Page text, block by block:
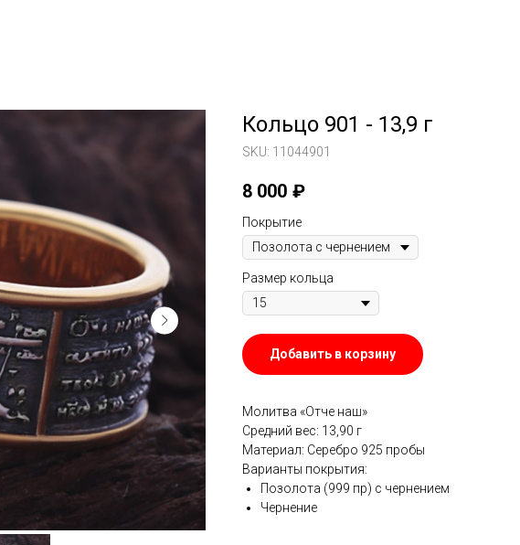
Кольцо 901 - 13,9 г
SKU: 11044901
8 000 ₽
Покрытие
Размер кольца
Добавить в корзину
Молитва «Отче наш»
Средний вес: 13,90 г
Материал: Серебро 925 пробы
Варианты покрытия:
Позолота (999 пр) с чернением
Чернение